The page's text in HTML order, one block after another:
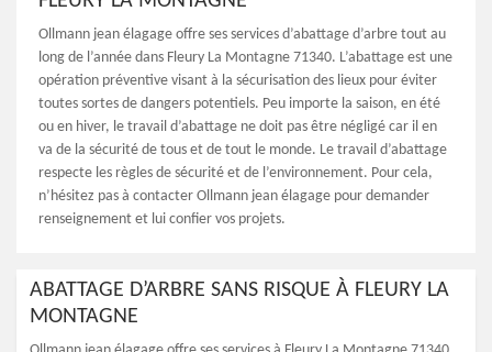
Ollmann jean élagage offre ses services d’abattage d’arbre tout au
long de l’année dans Fleury La Montagne 71340. L’abattage est une
opération préventive visant à la sécurisation des lieux pour éviter
toutes sortes de dangers potentiels. Peu importe la saison, en été
ou en hiver, le travail d’abattage ne doit pas être négligé car il en
va de la sécurité de tous et de tout le monde. Le travail d’abattage
respecte les règles de sécurité et de l’environnement. Pour cela,
n’hésitez pas à contacter Ollmann jean élagage pour demander
renseignement et lui confier vos projets.
ABATTAGE D’ARBRE SANS RISQUE À FLEURY LA
MONTAGNE